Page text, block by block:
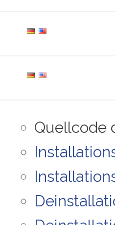
Quellcode